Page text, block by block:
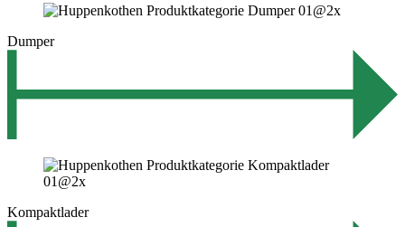
Dumper
Kompaktlader